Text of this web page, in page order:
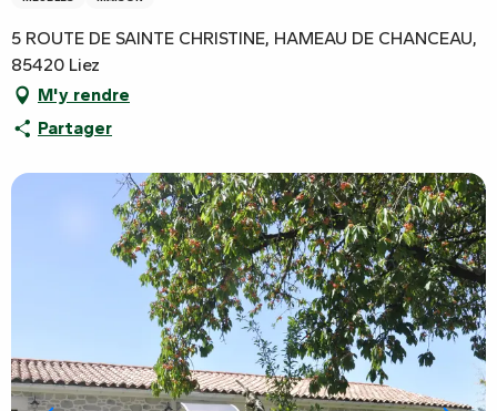
5 ROUTE DE SAINTE CHRISTINE, HAMEAU DE CHANCEAU,
85420 Liez
M'y rendre
Partager